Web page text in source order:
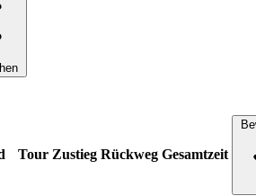
Tour Zustieg Rückweg Gesamtzeit